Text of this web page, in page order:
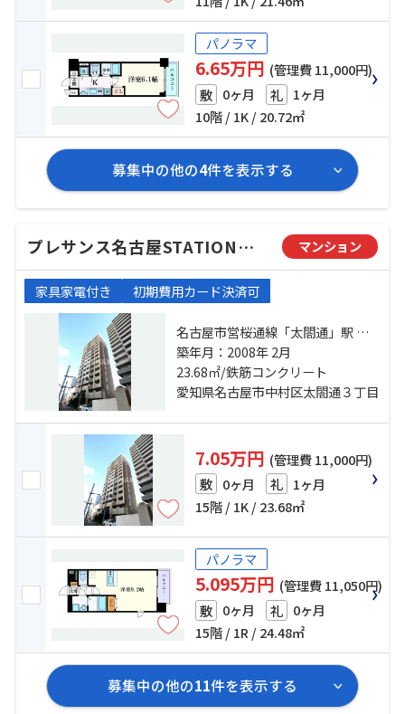
パノラマ
6.65万円 (管理費 11,000円)
敷 0ヶ月 礼 1ヶ月
10階 / 1K / 20.72㎡
募集中の他の4件を表示する
プレサンス名古屋STATIONアライブ マンション
家具家電付き 初期費用カード決済可
名古屋市営桜通線「太閤通」駅 徒
歩1分 名古屋市営東山線「名古屋」
駅 徒歩8分 東海道本線「名古屋」
駅 徒歩8分
築年月：2008年 2月
23.68㎡/鉄筋コンクリート
愛知県名古屋市中村区太閤通３丁目
7.05万円 (管理費 11,000円)
敷 0ヶ月 礼 1ヶ月
15階 / 1K / 23.68㎡
パノラマ
5.095万円 (管理費 11,050円)
敷 0ヶ月 礼 0ヶ月
15階 / 1R / 24.48㎡
募集中の他の11件を表示する